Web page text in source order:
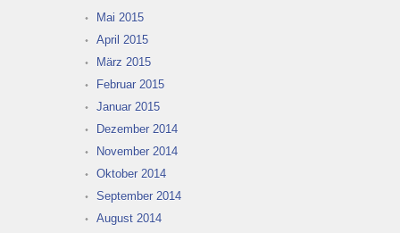
Mai 2015
April 2015
März 2015
Februar 2015
Januar 2015
Dezember 2014
November 2014
Oktober 2014
September 2014
August 2014